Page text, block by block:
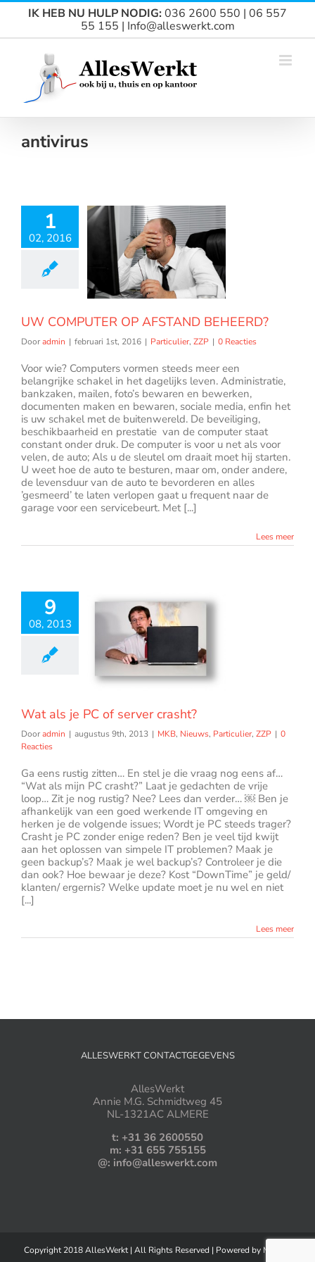
Ga
IK HEB NU HULP NODIG: 036 2600 550 | 06 557
55 155 | Info@alleswerkt.com
antivirus
1
02, 2016
UW COMPUTER OP AFSTAND BEHEERD?
Dooradmin | februari 1st, 2016 | Particulier, ZZP | 0 Reacties
Voor wie? Computers vormen steeds meer een
belangrijke schakel in het dagelijks leven. Administratie,
bankzaken, mailen, foto’s bewaren en bewerken,
documenten maken en bewaren, sociale media, enfin het
is uw schakel met de buitenwereld. De beveiliging,
beschikbaarheid en prestatie van de computer staat
constant onder druk. De computer is voor u net als voor
velen, de auto; Als u de sleutel om draait moet hij starten.
U weet hoe de auto te besturen, maar om, onder andere,
de levensduur van de auto te bevorderen en alles
’gesmeerd’ te laten verlopen gaat u frequent naar de
garage voor een servicebeurt. Met [...]
Lees meer
9
08, 2013
je PC of
crasht?
Wat als je PC of server crasht?
Dooradmin | augustus 9th, 2013 | MKB, Nieuws, Particulier, ZZP | 0
Reacties
Ga eens rustig zitten… En stel je die vraag nog eens af…
“Wat als mijn PC crasht?” Laat je gedachten de vrije
loop… Zit je nog rustig? Nee? Lees dan verder… ￼ Ben je
afhankelijk van een goed werkende IT omgeving en
herken je de volgende issues; Wordt je PC steeds trager?
Crasht je PC zonder enige reden? Ben je veel tijd kwijt
aan het oplossen van simpele IT problemen? Maak je
geen backup’s? Maak je wel backup’s? Controleer je die
dan ook? Hoe bewaar je deze? Kost “DownTime” je geld/
klanten/ ergernis? Welke update moet je nu wel en niet
[...]
Lees meer
ALLESWERKT CONTACTGEGEVENS
AllesWerkt
Annie M.G. Schmidtweg 45
NL-1321AC ALMERE
t: +31 36 2600550
m: +31 655 755155
@: info@alleswerkt.com
Copyright 2018 AllesWerkt | All Rights Reserved | Powered by MassID